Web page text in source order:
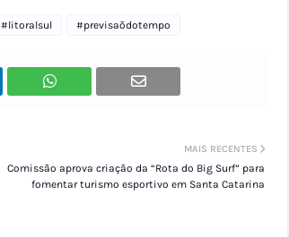
#litoralsul #previsaõdotempo
MAIS RECENTES
Comissão aprova criação da “Rota do Big Surf” para
fomentar turismo esportivo em Santa Catarina